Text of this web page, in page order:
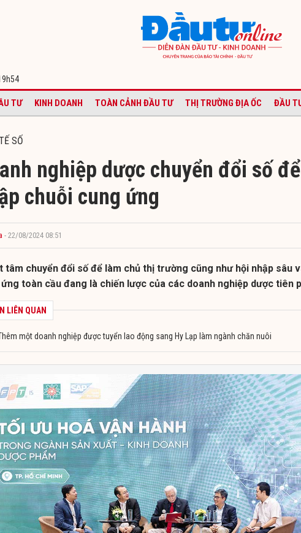
TƯ KINH DOANH TOÀN CẢNH ĐẦU TƯ THỊ TRƯỜNG ĐỊA ỐC ĐẦU
SỐ
nghiệp dược chuyển đổi số
chuỗi cung ứng
- 22/08/2024 08:51
tâm chuyển đổi số để làm chủ thị trường cũng như hội nhập sâu
toàn cầu đang là chiến lược của các doanh nghiệp dược tiên
LIÊN QUAN
một doanh nghiệp được tuyển lao động sang Hy Lạp làm ngành chăn nuôi